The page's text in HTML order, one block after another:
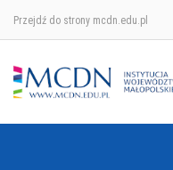
Przejdź do strony mcdn.edu.pl
Ośrodek